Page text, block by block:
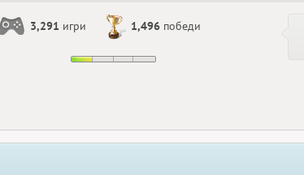
3,291 игри 1,496 победи